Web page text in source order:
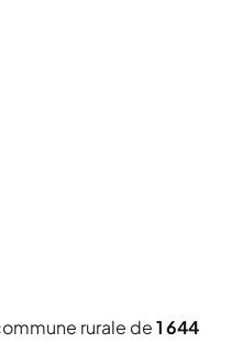
rurale de1 644